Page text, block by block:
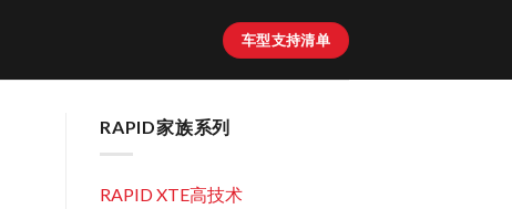
车型支持清单
RAPID家族系列
RAPID XTE高技术